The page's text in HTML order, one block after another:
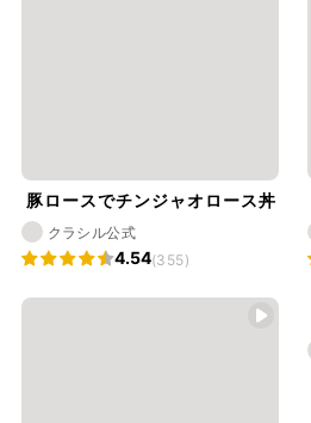
豚ロースでチンジャオロース丼
クラシル公式
4.54(355)